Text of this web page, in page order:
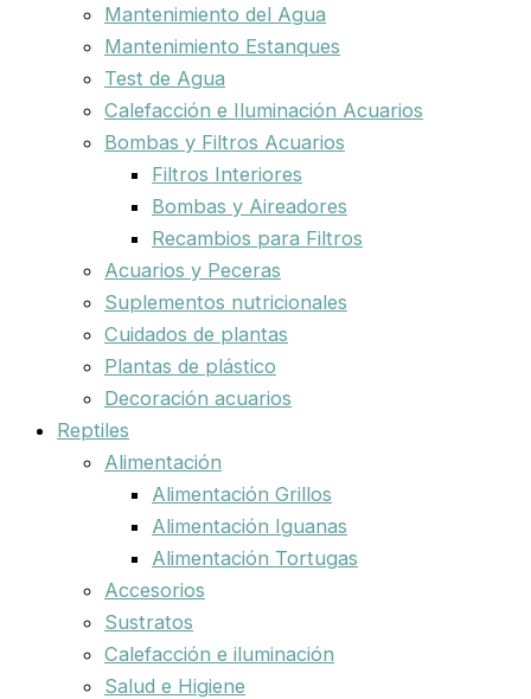
Mantenimiento del Agua
Mantenimiento Estanques
Test de Agua
Calefacción e Iluminación Acuarios
Bombas y Filtros Acuarios
Filtros Interiores
Bombas y Aireadores
Recambios para Filtros
Acuarios y Peceras
Suplementos nutricionales
Cuidados de plantas
Plantas de plástico
Decoración acuarios
Reptiles
Alimentación
Alimentación Grillos
Alimentación Iguanas
Alimentación Tortugas
Accesorios
Sustratos
Calefacción e iluminación
Salud e Higiene